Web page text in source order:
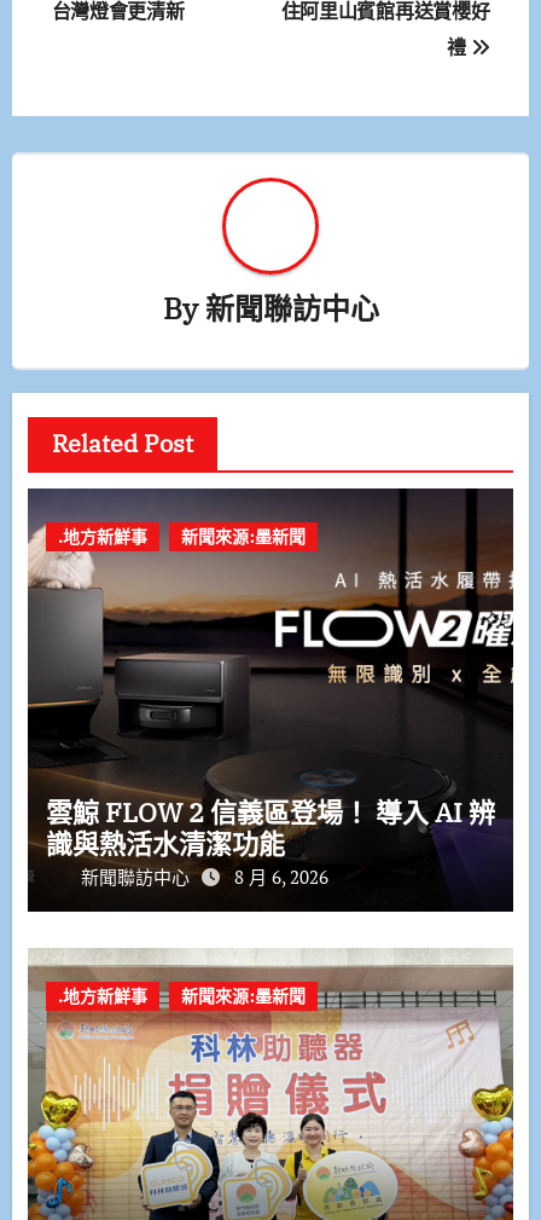
章
覽
台灣燈會更清新
住阿里山賓館再送賞櫻好
禮
By新聞聯訪中心
Related Post
.地方新鮮事 新聞來源:墨新聞
雲鯨 FLOW 2 信義區登場！ 導入 AI 辨
識與熱活水清潔功能
新聞聯訪中心 8 月 6, 2026
.地方新鮮事 新聞來源:墨新聞